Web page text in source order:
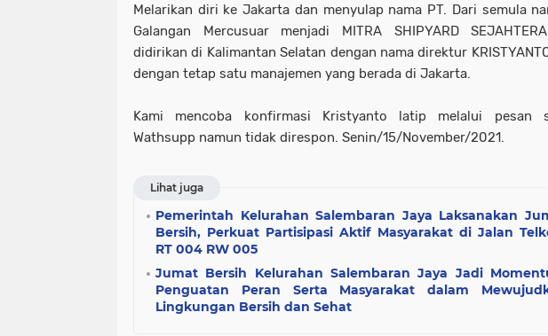
Melarikan diri ke Jakarta dan menyulap nama PT. Dari semula
Galangan Mercusuar menjadi MITRA SHIPYARD
didirikan di Kalimantan Selatan dengan nama direktur
dengan tetap satu manajemen yang berada di Jakarta.
Kami mencoba konfirmasi Kristyanto latip melalui pesan
Wathsupp namun tidak direspon. Senin/15/November/2021.
Lihat juga
Pemerintah Kelurahan Salembaran Jaya Laksanakan
Bersih, Perkuat Partisipasi Aktif Masyarakat di Jalan
RT 004 RW 005
Jumat Bersih Kelurahan Salembaran Jaya Jadi
Penguatan Peran Serta Masyarakat dalam
Lingkungan Bersih dan Sehat